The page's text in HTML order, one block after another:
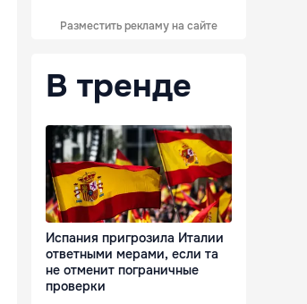
Разместить рекламу на сайте
В тренде
Испания пригрозила Италии
ответными мерами, если та
не отменит пограничные
проверки